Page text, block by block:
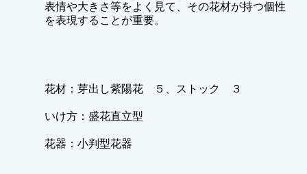
表情や大きさ等をよく見て、その花材が持つ個性
を表現することが重要。
花材：芽出し紫陽花 ５、ストック ３
いけ方：盛花直立型
花器：小判型花器